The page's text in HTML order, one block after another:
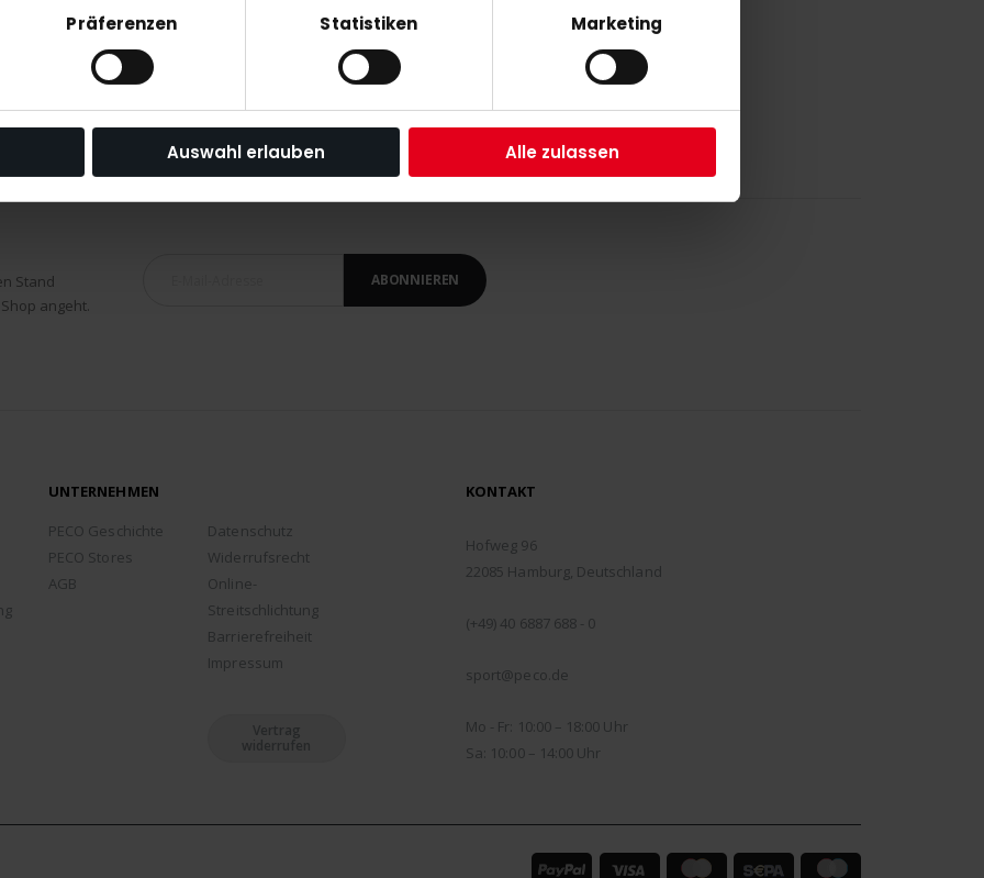
Präferenzen Statistiken Marketing
Auswahl erlauben Alle zulassen
Stand
angeht.
ABONNIEREN
UNTERNEHMEN
PECO Geschichte
PECO Stores
AGB
Datenschutz
Widerrufsrecht
Online-
Streitschlichtung
Barrierefreiheit
Impressum
Vertrag
widerrufen
KONTAKT
Hofweg 96
22085 Hamburg, Deutschland
(+49) 40 6887 688 - 0
sport@peco.de
Mo - Fr: 10:00 – 18:00 Uhr
Sa: 10:00 – 14:00 Uhr